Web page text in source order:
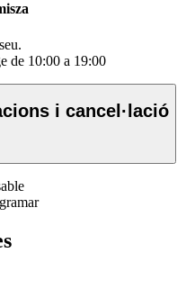
de 10:00 a 19:00
i cancel·lació